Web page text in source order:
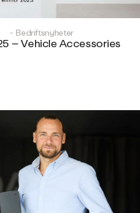
- Bedriftsnyheter
– Vehicle Accessories